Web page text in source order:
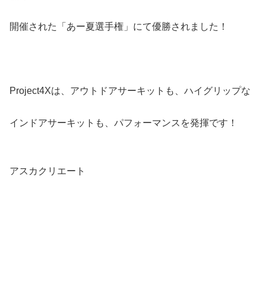
開催された「あー夏選手権」にて優勝されました！
Project4Xは、アウトドアサーキットも、ハイグリップな
インドアサーキットも、パフォーマンスを発揮です！
アスカクリエート